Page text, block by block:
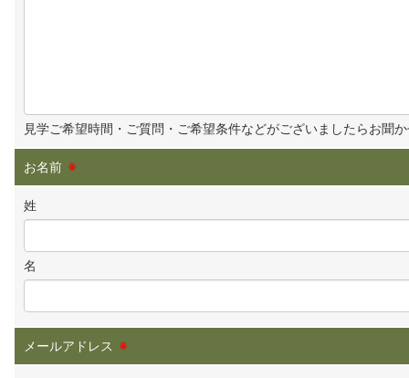
見学ご希望時間・ご質問・ご希望条件などがございましたらお聞
お名前 ※
姓
名
メールアドレス ※